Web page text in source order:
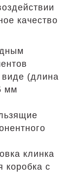
качество
(длина
мм
клинка
коробка с